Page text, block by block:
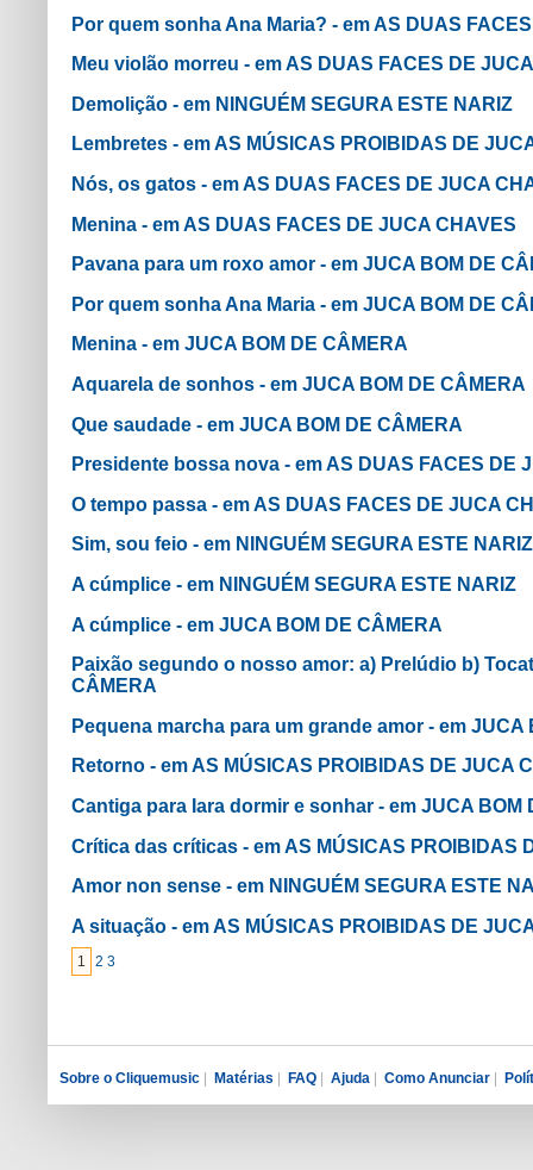
Por quem sonha Ana Maria? - em AS DUAS
Meu violão morreu - em AS DUAS FACES DE
Demolição - em NINGUÉM SEGURA ESTE NARIZ
Lembretes - em AS MÚSICAS PROIBIDAS DE
Nós, os gatos - em AS DUAS FACES DE JUCA
Menina - em AS DUAS FACES DE JUCA CHAVES
Pavana para um roxo amor - em JUCA BOM DE
Por quem sonha Ana Maria - em JUCA BOM DE
Menina - em JUCA BOM DE CÂMERA
Aquarela de sonhos - em JUCA BOM DE CÂMERA
Que saudade - em JUCA BOM DE CÂMERA
Presidente bossa nova - em AS DUAS FACES DE
O tempo passa - em AS DUAS FACES DE JUCA
Sim, sou feio - em NINGUÉM SEGURA ESTE NARIZ
A cúmplice - em NINGUÉM SEGURA ESTE NARIZ
A cúmplice - em JUCA BOM DE CÂMERA
Paixão segundo o nosso amor: a) Prelúdio b)
CÂMERA
Pequena marcha para um grande amor - em JUCA
Retorno - em AS MÚSICAS PROIBIDAS DE JUCA
Cantiga para Iara dormir e sonhar - em JUCA BOM
Crítica das críticas - em AS MÚSICAS PROIBIDAS
Amor non sense - em NINGUÉM SEGURA ESTE
A situação - em AS MÚSICAS PROIBIDAS DE
1 2 3
Sobre o Cliquemusic | Matérias | FAQ | Ajuda | Como Anunciar |